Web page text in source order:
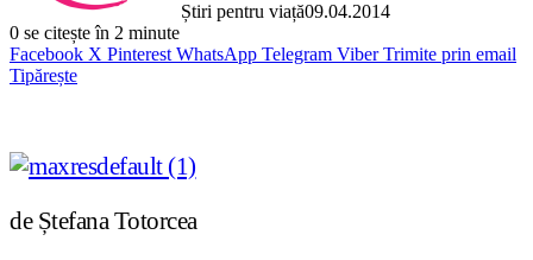
Știri pentru viață09.04.2014
0 se citește în 2 minute
Facebook X Pinterest WhatsApp Telegram Viber Trimite prin email
Tipărește
de Ștefana Totorcea